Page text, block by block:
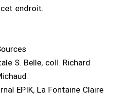
endroit.
S. Belle, coll. Richard
EPIK, La Fontaine Claire